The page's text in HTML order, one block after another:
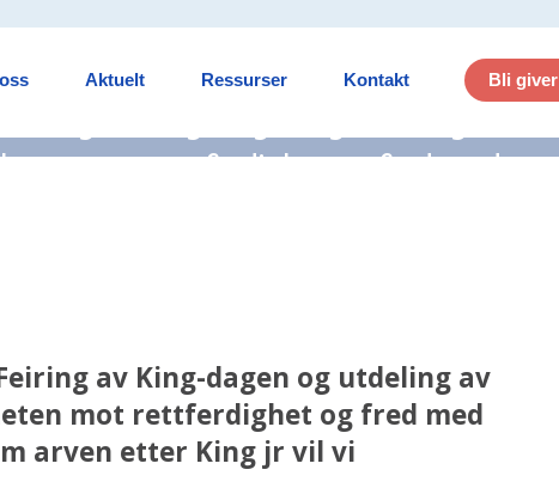
Aktuelt Ressurser Kontakt Bli giver
mot rettferdighet og fred med
av King-dagen og utdeling av
mot rettferdighet og fred med
arven etter King jr vil vi